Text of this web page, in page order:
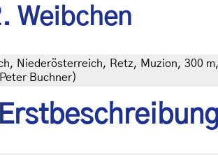
Weibchen
Niederösterreich, Retz, Muzion, 300
Buchner)